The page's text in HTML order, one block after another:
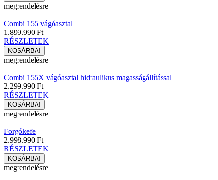
megrendelésre
Combi 155 vágóasztal
1.899.990 Ft
RÉSZLETEK
megrendelésre
Combi 155X vágóasztal hidraulikus magasságállítással
2.299.990 Ft
RÉSZLETEK
megrendelésre
Forgókefe
2.998.990 Ft
RÉSZLETEK
megrendelésre